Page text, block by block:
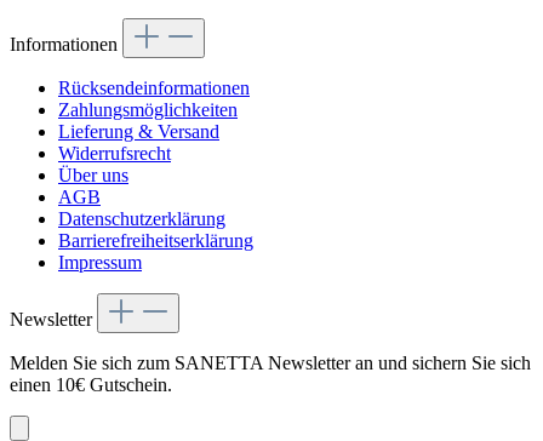
Informationen
Rücksendeinformationen
Zahlungsmöglichkeiten
Lieferung & Versand
Widerrufsrecht
Über uns
AGB
Datenschutzerklärung
Barrierefreiheitserklärung
Impressum
Newsletter
Melden Sie sich zum SANETTA Newsletter an und sichern Sie sich
einen 10€ Gutschein.